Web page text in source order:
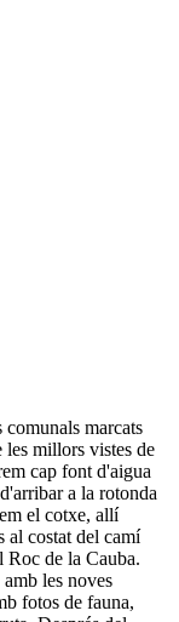
marcats
millors vistes de
cap font d'aigua
a la rotonda
el cotxe, allí
al costat del camí
Roc de la Cauba.
les noves
fotos de fauna,